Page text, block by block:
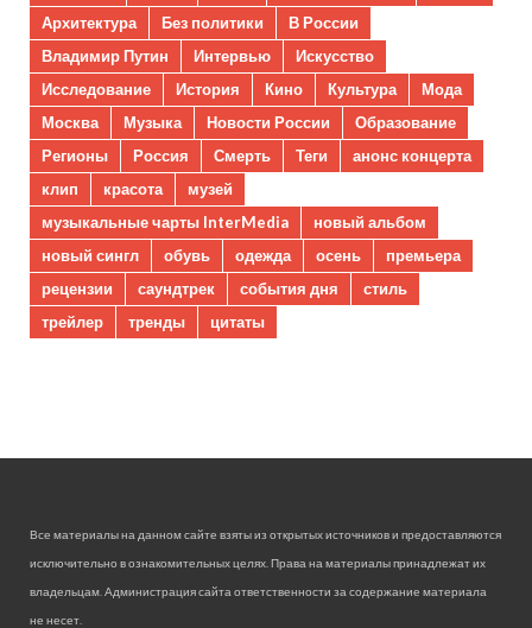
Архитектура
Без политики
В России
Владимир Путин
Интервью
Искусство
Исследование
История Кино Культура
Мода
Москва
Музыка Новости России
Образование
Регионы
Россия Смерть Теги
анонс концерта
клип
красота
музей
музыкальные чарты InterMedia
новый альбом
новый сингл
обувь одежда осень
премьера
рецензии
саундтрек события дня
стиль
трейлер
тренды цитаты
Все материалы на данном сайте взяты из открытых источников и предоставляются
исключительно в ознакомительных целях. Права на материалы принадлежат их
владельцам. Администрация сайта ответственности за содержание материала
не несет.